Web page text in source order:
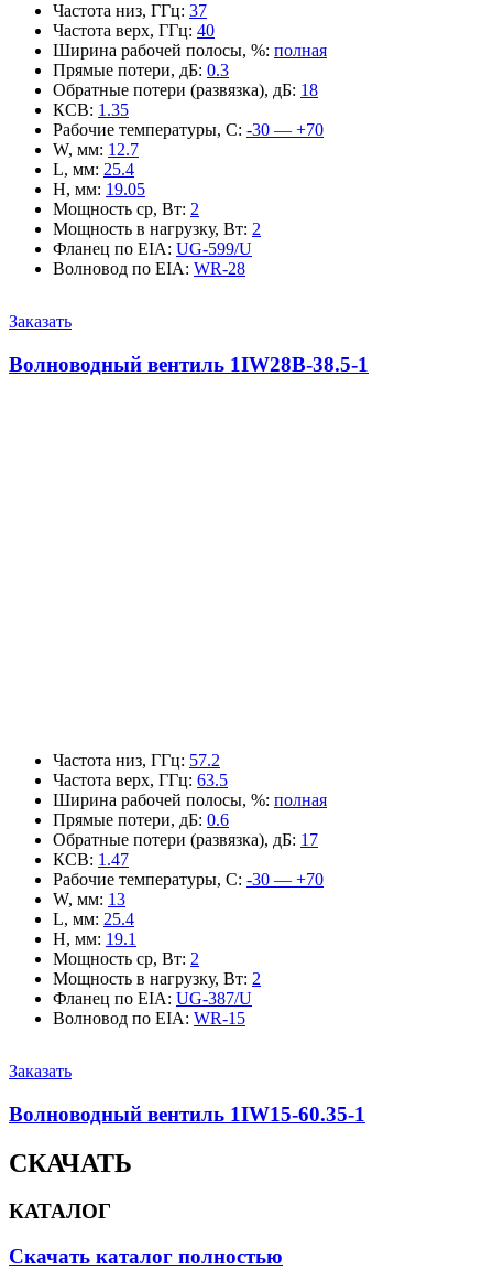
Частота низ, ГГц: 37
Частота верх, ГГц: 40
Ширина рабочей полосы, %: полная
Прямые потери, дБ: 0.3
Обратные потери (развязка), дБ: 18
КСВ: 1.35
Рабочие температуры, С: -30 — +70
W, мм: 12.7
L, мм: 25.4
H, мм: 19.05
Мощность ср, Вт: 2
Мощность в нагрузку, Вт: 2
Фланец по EIA: UG-599/U
Волновод по EIA: WR-28
Заказать
Волноводный вентиль 1IW28B-38.5-1
Частота низ, ГГц: 57.2
Частота верх, ГГц: 63.5
Ширина рабочей полосы, %: полная
Прямые потери, дБ: 0.6
Обратные потери (развязка), дБ: 17
КСВ: 1.47
Рабочие температуры, С: -30 — +70
W, мм: 13
L, мм: 25.4
H, мм: 19.1
Мощность ср, Вт: 2
Мощность в нагрузку, Вт: 2
Фланец по EIA: UG-387/U
Волновод по EIA: WR-15
Заказать
Волноводный вентиль 1IW15-60.35-1
СКАЧАТЬ
КАТАЛОГ
Скачать каталог полностью